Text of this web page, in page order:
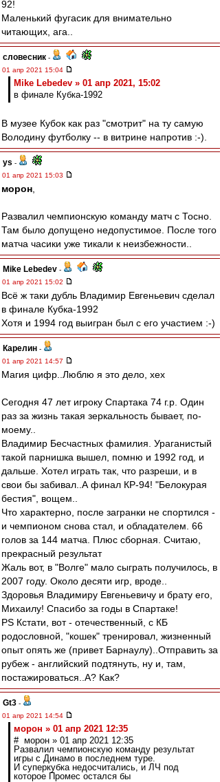
92!
Маленький фугасик для внимательно
читающих, ага..
словесник -
01 апр 2021 15:04
Mike Lebedev » 01 апр 2021, 15:02
в финале Кубка-1992
В музее Кубок как раз "смотрит" на ту самую
Володину футболку -- в витрине напротив :-).
ys -
01 апр 2021 15:03
морон
Развалил чемпионскую команду матч с Тосно.
Там было допущено недопустимое. После того
матча часики уже тикали к неизбежности..
Mike Lebedev -
01 апр 2021 15:02
Всё ж таки дубль Владимир Евгеньевич сделал
в финале Кубка-1992
Хотя и 1994 год выигран был с его участием :-)
Карелин -
01 апр 2021 14:57
Магия цифр..Люблю я это дело, хех
Сегодня 47 лет игроку Спартака 74 г.р. Один
раз за жизнь такая зеркальность бывает, по-
моему..
Владимир Бесчастных фамилия. Ураганистый
такой парнишка вышел, помню и 1992 год, и
дальше. Хотел играть так, что разреши, и в
свои бы забивал..А финал КР-94! "Белокурая
бестия", вощем..
Что характерно, после загранки не спортился -
и чемпионом снова стал, и обладателем. 66
голов за 144 матча. Плюс сборная. Считаю,
прекрасный результат
Жаль вот, в "Волге" мало сыграть получилось, в
2007 году. Около десяти игр, вроде..
Здоровья Владимиру Евгеньевичу и брату его,
Михаилу! Спасибо за годы в Спартаке!
PS Кстати, вот - отечественный, с КБ
родословной, "кошек" тренировал, жизненный
опыт опять же (привет Барнаулу)..Отправить за
рубеж - английский подтянуть, ну и, там,
постажироваться..А? Как?
Gt3 -
01 апр 2021 14:54
морон » 01 апр 2021 12:35
# морон » 01 апр 2021 12:35
Развалил чемпионскую команду результат
игры с Динамо в последнем туре.
И суперкубка недосчитались, и ЛЧ под
которое Промес остался бы